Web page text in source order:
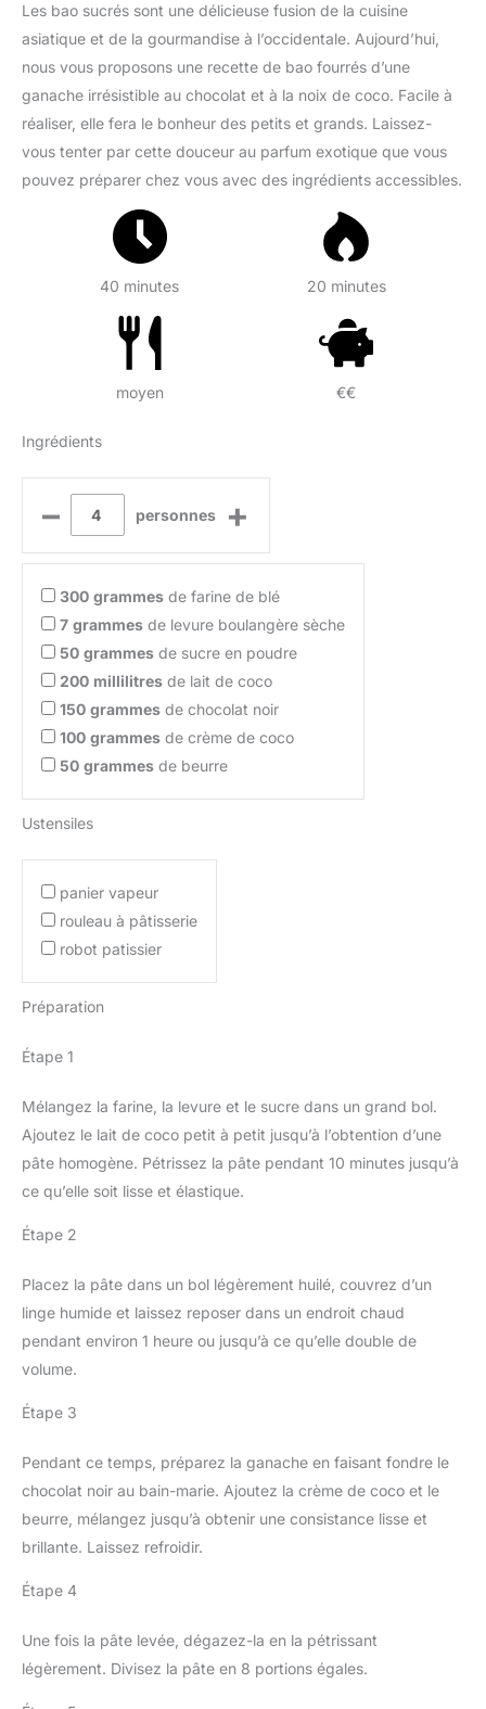
Les bao sucrés sont une délicieuse fusion de la cuisine
asiatique et de la gourmandise à l’occidentale. Aujourd’hui,
nous vous proposons une recette de bao fourrés d’une
ganache irrésistible au chocolat et à la noix de coco. Facile à
réaliser, elle fera le bonheur des petits et grands. Laissez-
vous tenter par cette douceur au parfum exotique que vous
pouvez préparer chez vous avec des ingrédients accessibles.
40 minutes 20 minutes
moyen €€
Ingrédients
– personnes +
300 grammes de farine de blé
7 grammes de levure boulangère sèche
50 grammes de sucre en poudre
200 millilitres de lait de coco
150 grammes de chocolat noir
100 grammes de crème de coco
50 grammes de beurre
Ustensiles
panier vapeur
rouleau à pâtisserie
robot patissier
Préparation
Étape 1
Mélangez la farine, la levure et le sucre dans un grand bol.
Ajoutez le lait de coco petit à petit jusqu’à l’obtention d’une
pâte homogène. Pétrissez la pâte pendant 10 minutes jusqu’à
ce qu’elle soit lisse et élastique.
Étape 2
Placez la pâte dans un bol légèrement huilé, couvrez d’un
linge humide et laissez reposer dans un endroit chaud
pendant environ 1 heure ou jusqu’à ce qu’elle double de
volume.
Étape 3
Pendant ce temps, préparez la ganache en faisant fondre le
chocolat noir au bain-marie. Ajoutez la crème de coco et le
beurre, mélangez jusqu’à obtenir une consistance lisse et
brillante. Laissez refroidir.
Étape 4
Une fois la pâte levée, dégazez-la en la pétrissant
légèrement. Divisez la pâte en 8 portions égales.